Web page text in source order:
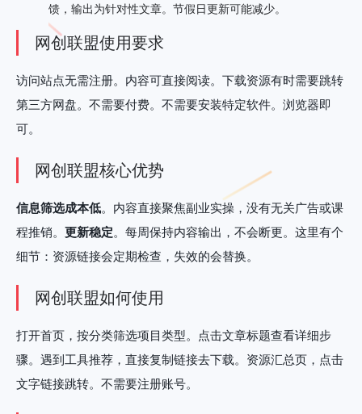
馈，输出为针对性文章。节假日更新可能减少。
网创联盟使用要求
访问站点无需注册。内容可直接阅读。下载资源有时需要跳转
第三方网盘。不需要付费。不需要安装特定软件。浏览器即
可。
网创联盟核心优势
信息筛选成本低。内容直接聚焦副业实操，没有无关广告或课
程推销。 更新稳定。每周保持内容输出，不会断更。这里有个
细节：资源链接会定期检查，失效的会替换。
网创联盟如何使用
打开首页，按分类筛选项目类型。点击文章标题查看详细步
骤。遇到工具推荐，直接复制链接去下载。资源汇总页，点击
文字链接跳转。不需要注册账号。